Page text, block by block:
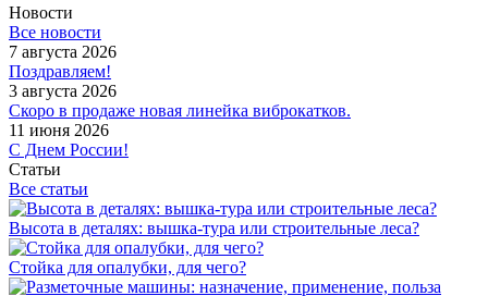
Новости
Все новости
7 августа 2026
Поздравляем!
3 августа 2026
Скоро в продаже новая линейка виброкатков.
11 июня 2026
С Днем России!
Статьи
Все статьи
Высота в деталях: вышка-тура или строительные леса?
Стойка для опалубки, для чего?